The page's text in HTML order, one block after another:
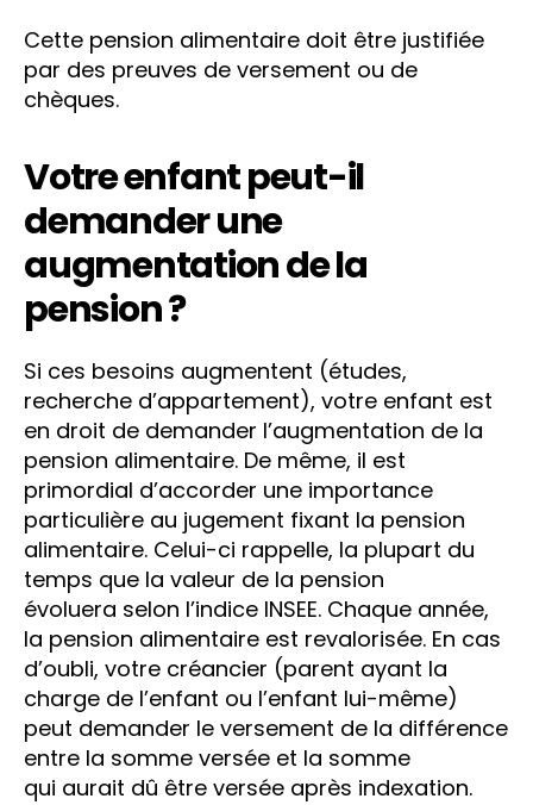
Cette pension alimentaire doit être justifiée
par des preuves de versement ou de
chèques.
Votre enfant peut-il
demander une
augmentation de la
pension ?
Si ces besoins augmentent (études,
recherche d’appartement), votre enfant est
en droit de demander l’augmentation de la
pension alimentaire. De même, il est
primordial d’accorder une importance
particulière au jugement fixant la pension
alimentaire. Celui-ci rappelle, la plupart du
temps que la valeur de la pension
évoluera selon l’indice INSEE. Chaque année,
la pension alimentaire est revalorisée. En cas
d’oubli, votre créancier (parent ayant la
charge de l’enfant ou l’enfant lui-même)
peut demander le versement de la différence
entre la somme versée et la somme
qui aurait dû être versée après indexation.